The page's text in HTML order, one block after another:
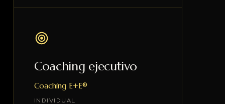
Coaching ejecutivo
Coaching E+E®
INDIVIDUAL